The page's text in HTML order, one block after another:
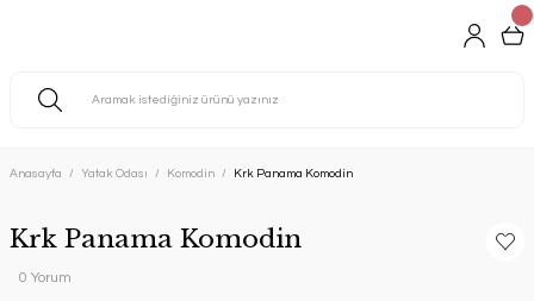
Anasayfa Yatak Odası Komodin Krk Panama Komodin
Krk Panama Komodin
0 Yorum